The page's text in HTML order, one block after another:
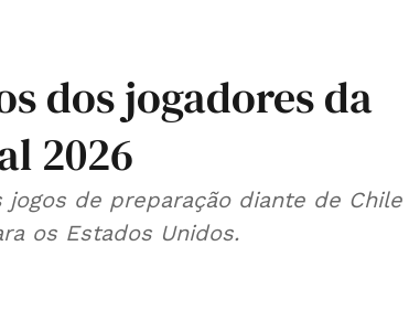
dos jogadores da
2026
de preparação diante de Chile
os Estados Unidos.